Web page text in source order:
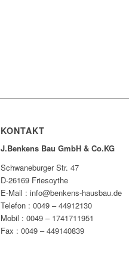
KONTAKT
J.Benkens Bau GmbH & Co.KG
Schwaneburger Str. 47
D-26169 Friesoythe
E-Mail : info@benkens-hausbau.de
Telefon : 0049 – 44912130
Mobil : 0049 – 1741711951
Fax : 0049 – 449140839